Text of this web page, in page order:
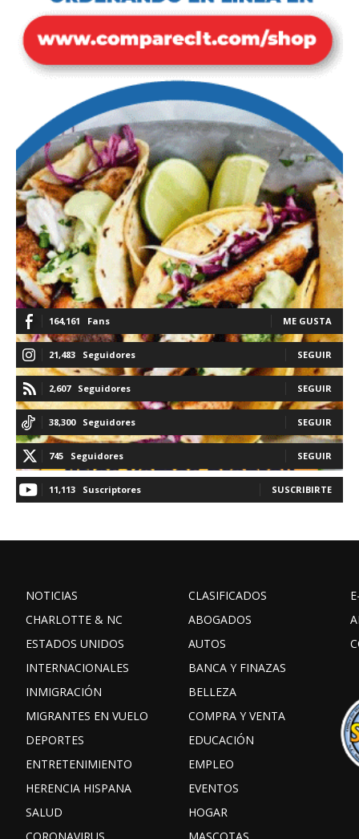
164,161 Fans ME GUSTA
21,483 Seguidores SEGUIR
2,607 Seguidores SEGUIR
38,300 Seguidores SEGUIR
745 Seguidores SEGUIR
11,113 Suscriptores SUSCRIBIRTE
NOTICIAS
CHARLOTTE & NC
ESTADOS UNIDOS
INTERNACIONALES
INMIGRACIÓN
MIGRANTES EN VUELO
DEPORTES
ENTRETENIMIENTO
HERENCIA HISPANA
SALUD
CLASIFICADOS
ABOGADOS
AUTOS
BANCA Y FINAZAS
BELLEZA
COMPRA Y VENTA
EDUCACIÓN
EMPLEO
EVENTOS
HOGAR